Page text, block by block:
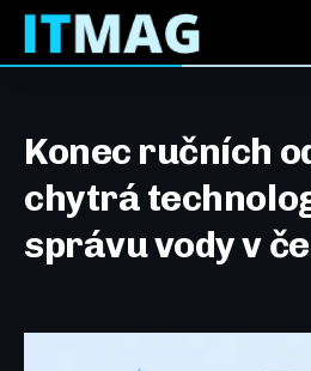
Konec ručních
chytrá
správu vody v